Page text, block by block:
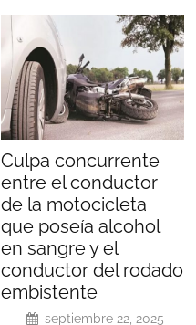
Culpa concurrente
entre el conductor
de la motocicleta
que poseía alcohol
en sangre y el
conductor del rodado
embistente
septiembre 22, 2025